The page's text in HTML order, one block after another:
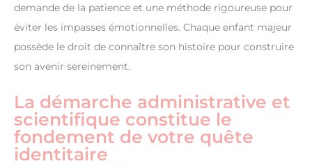
demande de la patience et une méthode rigoureuse pour
éviter les impasses émotionnelles. Chaque enfant majeur
possède le droit de connaître son histoire pour construire
son avenir sereinement.
La démarche administrative et
scientifique constitue le
fondement de votre quête
identitaire